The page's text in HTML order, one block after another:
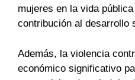
mujeres en la vida
contribución al desarrollo
Además, la violencia
económico significativo